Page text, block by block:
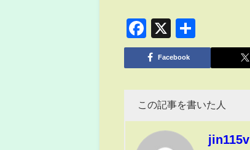
Facebook
X
有
Facebook
この記事を書いた人
jin115v